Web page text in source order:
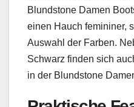
Blundstone Damen
einen Hauch femininer,
Auswahl der Farben.
Schwarz finden sich
in der Blundstone